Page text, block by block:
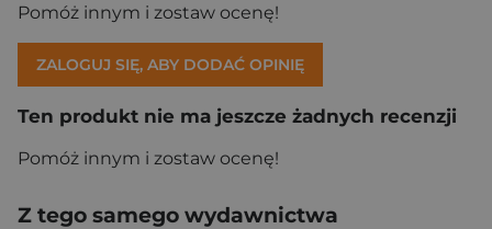
Pomóż innym i zostaw ocenę!
ZALOGUJ SIĘ, ABY DODAĆ OPINIĘ
Ten produkt nie ma jeszcze żadnych recenzji
Pomóż innym i zostaw ocenę!
Z tego samego wydawnictwa